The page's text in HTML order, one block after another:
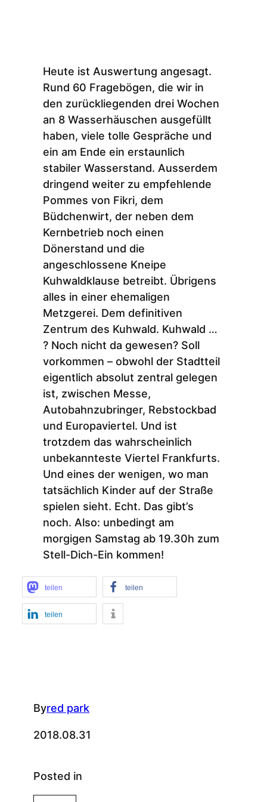
Heute ist Auswertung angesagt.
Rund 60 Fragebögen, die wir in
den zurückliegenden drei Wochen
an 8 Wasserhäuschen ausgefüllt
haben, viele tolle Gespräche und
ein am Ende ein erstaunlich
stabiler Wasserstand. Ausserdem
dringend weiter zu empfehlende
Pommes von Fikri, dem
Büdchenwirt, der neben dem
Kernbetrieb noch einen
Dönerstand und die
angeschlossene Kneipe
Kuhwaldklause betreibt. Übrigens
alles in einer ehemaligen
Metzgerei. Dem definitiven
Zentrum des Kuhwald. Kuhwald …
? Noch nicht da gewesen? Soll
vorkommen – obwohl der Stadtteil
eigentlich absolut zentral gelegen
ist, zwischen Messe,
Autobahnzubringer, Rebstockbad
und Europaviertel. Und ist
trotzdem das wahrscheinlich
unbekannteste Viertel Frankfurts.
Und eines der wenigen, wo man
tatsächlich Kinder auf der Straße
spielen sieht. Echt. Das gibt’s
noch. Also: unbedingt am
morgigen Samstag ab 19.30h zum
Stell-Dich-Ein kommen!
teilen teilen
teilen
Byred park
2018.08.31
Posted in